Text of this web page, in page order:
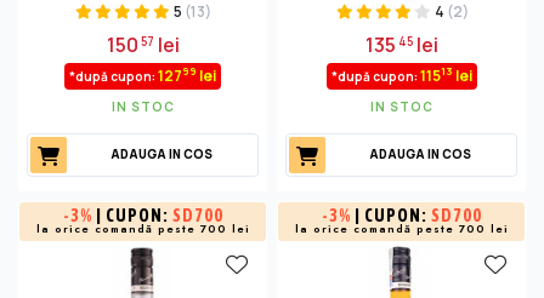
5 (13)
15057 lei
*după cupon: 12799 lei
IN STOC
ADAUGA IN COS
4 (2)
135 45lei
*după cupon: 11513 lei
IN STOC
ADAUGA IN COS
-3% | CUPON: SD700
la orice comandă peste 700 lei
-3% | CUPON: SD700
la orice comandă peste 700 lei